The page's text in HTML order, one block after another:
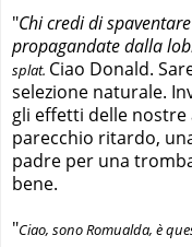
"Chi credi di
propagandate dalla
splat. Ciao Donald.
selezione naturale.
gli effetti delle nostre
parecchio ritardo,
padre per una
bene.
"Ciao, sono Romualda, è